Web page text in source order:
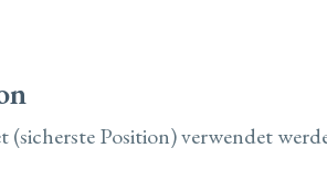
Position) verwendet